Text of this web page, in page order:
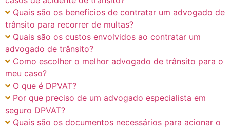
Quais são os benefícios de contratar um advogado de
trânsito para recorrer de multas?
Quais são os custos envolvidos ao contratar um
advogado de trânsito?
Como escolher o melhor advogado de trânsito para o
meu caso?
O que é DPVAT?
Por que preciso de um advogado especialista em
seguro DPVAT?
Quais são os documentos necessários para acionar o